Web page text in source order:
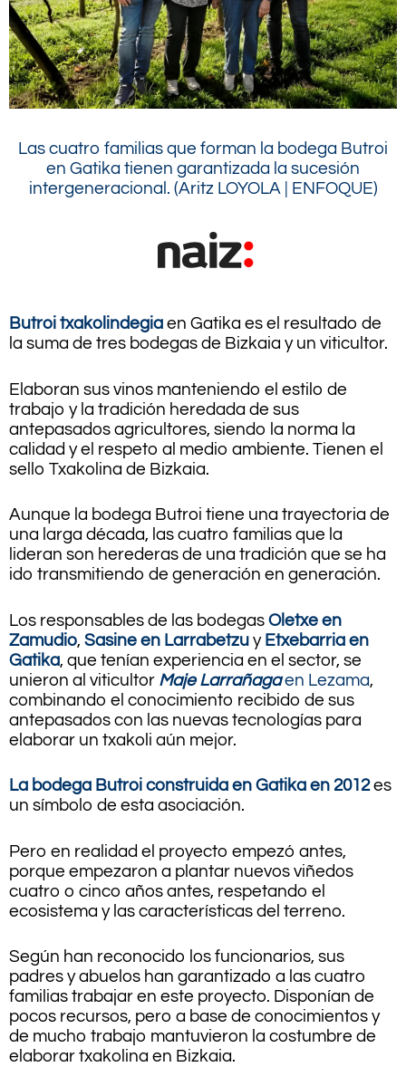
Las cuatro familias que forman la bodega Butroi
en Gatika tienen garantizada la sucesión
intergeneracional. (Aritz LOYOLA | ENFOQUE)
Butroi txakolindegia en Gatika es el resultado de
la suma de tres bodegas de Bizkaia y un viticultor.
Elaboran sus vinos manteniendo el estilo de
trabajo y la tradición heredada de sus
antepasados ​​agricultores, siendo la norma la
calidad y el respeto al medio ambiente. Tienen el
sello Txakolina de Bizkaia.
Aunque la bodega Butroi tiene una trayectoria de
una larga década, las cuatro familias que la
lideran son herederas de una tradición que se ha
ido transmitiendo de generación en generación.
Los responsables de las bodegas Oletxe en
Zamudio, Sasine en Larrabetzu y Etxebarria en
Gatika, que tenían experiencia en el sector, se
unieron al viticultor Maje Larrañaga en Lezama,
combinando el conocimiento recibido de sus
antepasados ​​con las nuevas tecnologías para
elaborar un txakoli aún mejor.
La bodega Butroi construida en Gatika en 2012es
un símbolo de esta asociación.
Pero en realidad el proyecto empezó antes,
porque empezaron a plantar nuevos viñedos
cuatro o cinco años antes, respetando el
ecosistema y las características del terreno.
Según han reconocido los funcionarios, sus
padres y abuelos han garantizado a las cuatro
familias trabajar en este proyecto. Disponían de
pocos recursos, pero a base de conocimientos y
de mucho trabajo mantuvieron la costumbre de
elaborar txakolina en Bizkaia.